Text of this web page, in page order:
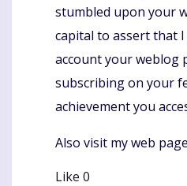
stumbled upon your
capital to assert that
account your weblog
subscribing on your
achievement you
Also visit my web
Like 0